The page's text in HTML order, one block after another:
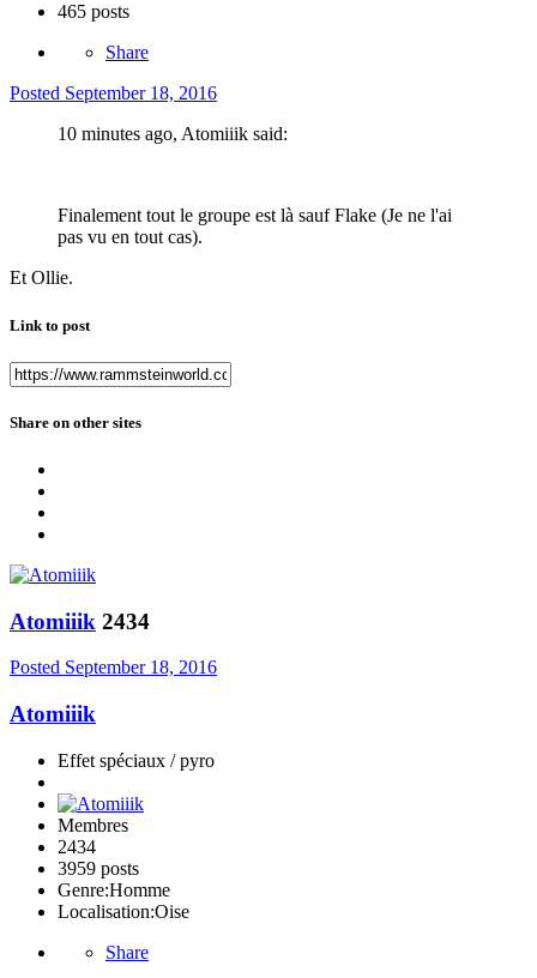
465 posts
Share
Posted September 18, 2016
10 minutes ago, Atomiiik said:
Finalement tout le groupe est là sauf Flake (Je ne l'ai
pas vu en tout cas).
Et Ollie.
Link to post
Share on other sites
Atomiiik 2434
Posted September 18, 2016
Atomiiik
Effet spéciaux / pyro
Membres
2434
3959 posts
Genre:Homme
Localisation:Oise
Share